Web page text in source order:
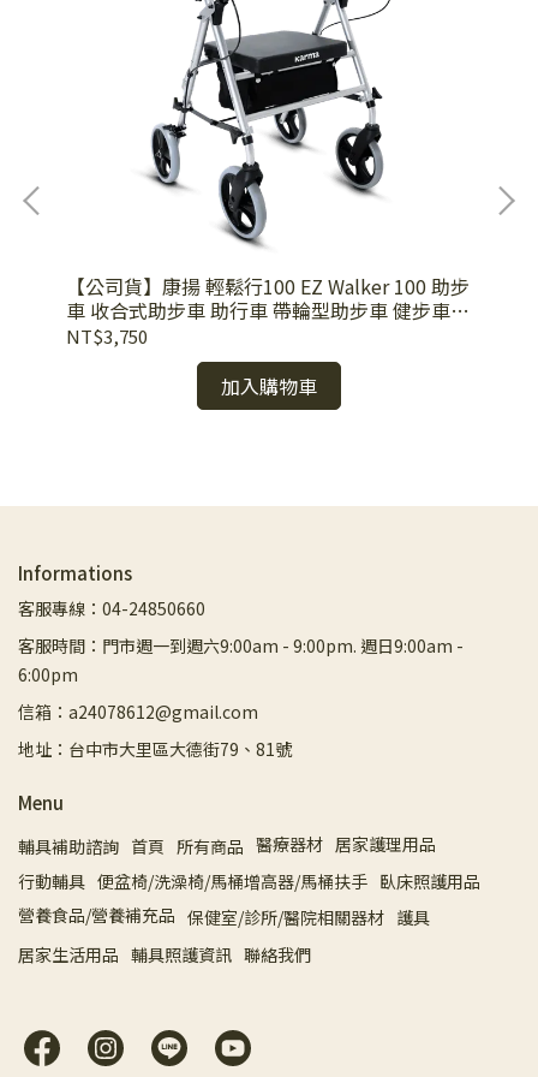
【公司貨】康揚 輕鬆行100 EZ Walker 100 助步
車 收合式助步車 助行車 帶輪型助步車 健步車
散步車
NT$3,750
加入購物車
Informations
客服專線：04-24850660
客服時間：門市週一到週六9:00am - 9:00pm. 週日9:00am -
6:00pm
信箱：a24078612@gmail.com
地址：台中市大里區大德街79、81號
Menu
輔具補助諮詢 首頁 所有商品 醫療器材 居家護理用品
行動輔具 便盆椅/洗澡椅/馬桶增高器/馬桶扶手 臥床照護用品
營養食品/營養補充品 保健室/診所/醫院相關器材 護具
居家生活用品 輔具照護資訊 聯絡我們